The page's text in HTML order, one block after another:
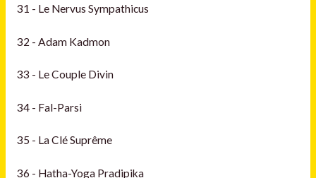
31 - Le Nervus Sympathicus
32 - Adam Kadmon
33 - Le Couple Divin
34 - Fal-Parsi
35 - La Clé Suprême
36 - Hatha-Yoga Pradipika